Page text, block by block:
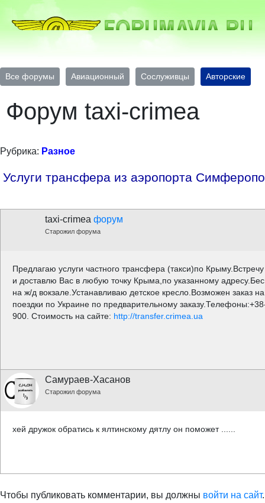
Все форумы Авиационный Сослуживцы Авторские
Форум taxi-crimea
Рубрика: Разное
Услуги трансфера из аэропорта
taxi-crimea форум
Старожил форума
Предлагаю услуги частного трансфера (такси)по
и доставлю Вас в любую точку Крыма,по указанному
на ж/д вокзале.Устанавливаю детское кресло.Возможен заказ
поездки по Украине по предварительному
900. Стоимость на сайте: http://transfer.crimea.ua
Самураев-Хасанов
Старожил форума
хей дружок обратись к ялтинскому дятлу он поможет ......
Чтобы публиковать комментарии, вы должны войти на сайт.